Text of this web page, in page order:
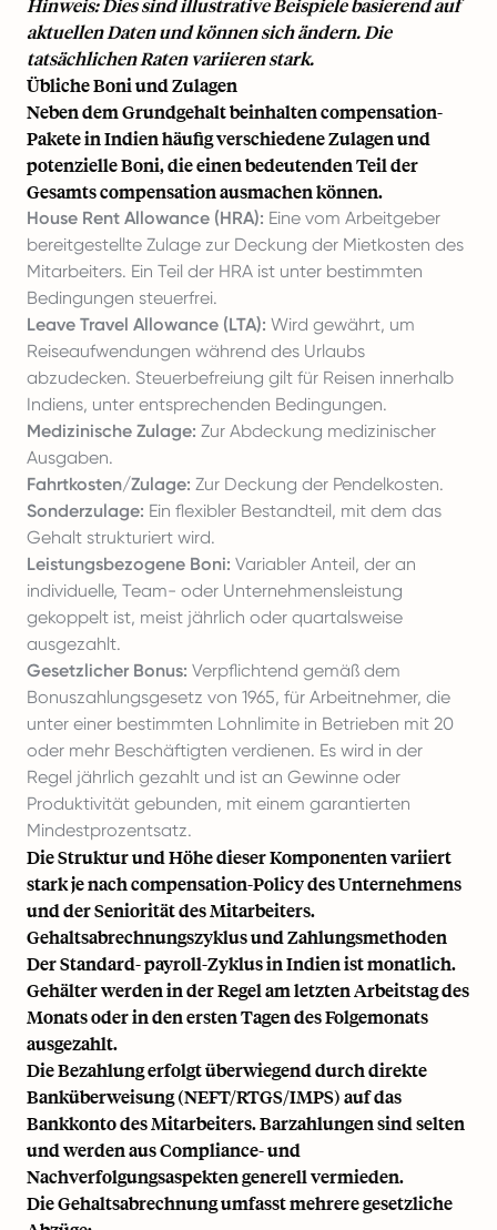
Hinweis: Dies sind illustrative Beispiele basierend auf
aktuellen Daten und können sich ändern. Die
tatsächlichen Raten variieren stark.
Übliche Boni und Zulagen
Neben dem Grundgehalt beinhalten compensation-
Pakete in Indien häufig verschiedene Zulagen und
potenzielle Boni, die einen bedeutenden Teil der
Gesamts compensation ausmachen können.
House Rent Allowance (HRA): Eine vom Arbeitgeber
bereitgestellte Zulage zur Deckung der Mietkosten des
Mitarbeiters. Ein Teil der HRA ist unter bestimmten
Bedingungen steuerfrei.
Leave Travel Allowance (LTA): Wird gewährt, um
Reiseaufwendungen während des Urlaubs
abzudecken. Steuerbefreiung gilt für Reisen innerhalb
Indiens, unter entsprechenden Bedingungen.
Medizinische Zulage: Zur Abdeckung medizinischer
Ausgaben.
Fahrtkosten/Zulage: Zur Deckung der Pendelkosten.
Sonderzulage: Ein flexibler Bestandteil, mit dem das
Gehalt strukturiert wird.
Leistungsbezogene Boni: Variabler Anteil, der an
individuelle, Team- oder Unternehmensleistung
gekoppelt ist, meist jährlich oder quartalsweise
ausgezahlt.
Gesetzlicher Bonus: Verpflichtend gemäß dem
Bonuszahlungsgesetz von 1965, für Arbeitnehmer, die
unter einer bestimmten Lohnlimite in Betrieben mit 20
oder mehr Beschäftigten verdienen. Es wird in der
Regel jährlich gezahlt und ist an Gewinne oder
Produktivität gebunden, mit einem garantierten
Mindestprozentsatz.
Die Struktur und Höhe dieser Komponenten variiert
stark je nach compensation-Policy des Unternehmens
und der Seniorität des Mitarbeiters.
Gehaltsabrechnungszyklus und Zahlungsmethoden
Der Standard- payroll-Zyklus in Indien ist monatlich.
Gehälter werden in der Regel am letzten Arbeitstag des
Monats oder in den ersten Tagen des Folgemonats
ausgezahlt.
Die Bezahlung erfolgt überwiegend durch direkte
Banküberweisung (NEFT/RTGS/IMPS) auf das
Bankkonto des Mitarbeiters. Barzahlungen sind selten
und werden aus Compliance- und
Nachverfolgungsaspekten generell vermieden.
Die Gehaltsabrechnung umfasst mehrere gesetzliche